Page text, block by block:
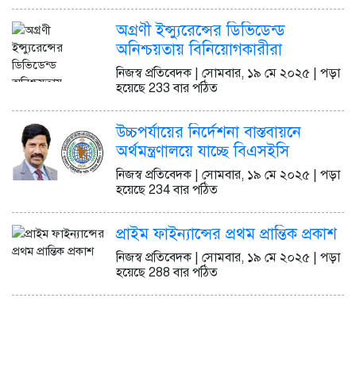
অগ্রণী ইন্স্যুরেন্সের ডিভিডেন্ড
অনিশ্চয়তায় বিনিয়োগকারীরা
নিজস্ব প্রতিবেদক | সোমবার, ১৯ মে ২০২৫ | পড়া
হয়েছে 233 বার পঠিত
উচ্চপর্যায়ের নির্দেশনা বাস্তবায়নে
অর্থমন্ত্রণালয়ে যাচ্ছে বিএসইসি
নিজস্ব প্রতিবেদক | সোমবার, ১৯ মে ২০২৫ | পড়া
হয়েছে 234 বার পঠিত
প্রাইম ফাইন্যান্সের প্রথম প্রান্তিক প্রকাশ
নিজস্ব প্রতিবেদক | সোমবার, ১৯ মে ২০২৫ | পড়া
হয়েছে 288 বার পঠিত